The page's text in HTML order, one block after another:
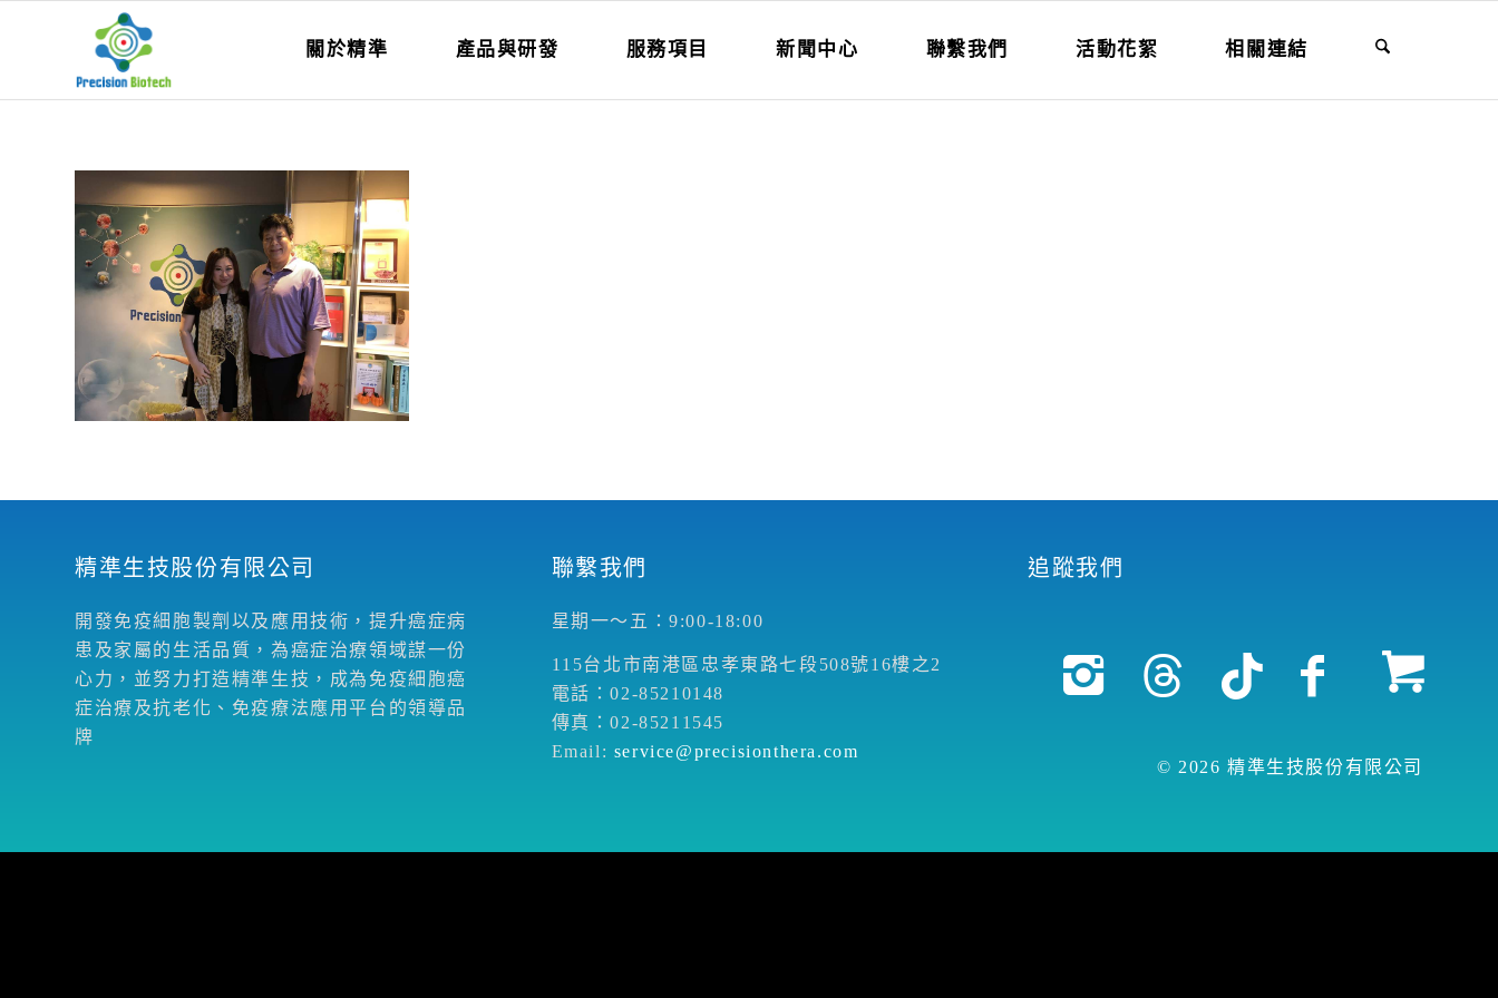
關於精準 產品與研發 服務項目 新聞中心 聯繫我們 活動花絮 相關連結
精準生技股份有限公司
開發免疫細胞製劑以及應用技術，提升癌症病
患及家屬的生活品質，為癌症治療領域謀一份
心力，並努力打造精準生技，成為免疫細胞癌
症治療及抗老化、免疫療法應用平台的領導品
牌
聯繫我們
星期一～五：9:00-18:00
115台北市南港區忠孝東路七段508號16樓之2
電話：02-85210148
傳真：02-85211545
Email: service@precisionthera.com
追蹤我們
© 2026 精準生技股份有限公司